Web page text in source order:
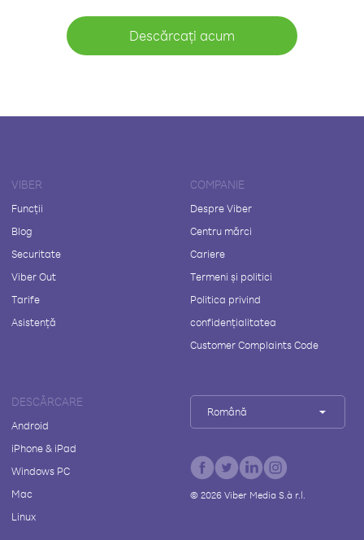
Descărcați acum
VIBER
Funcții
Blog
Securitate
Viber Out
Tarife
Asistență
COMPANIE
Despre Viber
Centru mărci
Cariere
Termeni și politici
Politica privind
confidențialitatea
Customer Complaints Code
DESCĂRCARE
Android
iPhone & iPad
Windows PC
Mac
Linux
Română
© 2026Viber Media S.à r.l.